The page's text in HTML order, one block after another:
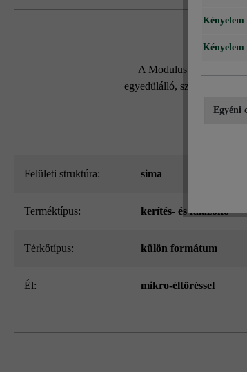
A Modulus Pur kerítés-
egyedülálló,
Felületi struktúra: sima
Terméktípus: kerítés- és falazókő
Térkőtípus: külön formátum
él: mikro-éltöréssel
Kényelem
Kényelem
Egyéni